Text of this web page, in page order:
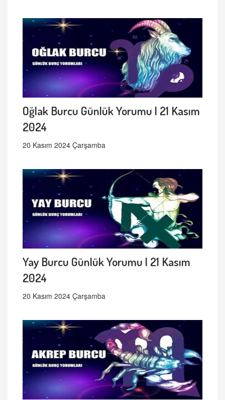
Oğlak Burcu Günlük Yorumu | 21 Kasım
2024
20 Kasım 2024 Çarşamba
Yay Burcu Günlük Yorumu | 21 Kasım
2024
20 Kasım 2024 Çarşamba